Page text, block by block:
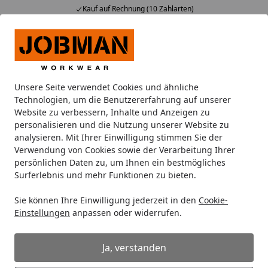
Unsere Seite verwendet Cookies und ähnliche
Technologien, um die Benutzererfahrung auf unserer
Website zu verbessern, Inhalte und Anzeigen zu
personalisieren und die Nutzung unserer Website zu
analysieren. Mit Ihrer Einwilligung stimmen Sie der
Verwendung von Cookies sowie der Verarbeitung Ihrer
persönlichen Daten zu, um Ihnen ein bestmögliches
Surferlebnis und mehr Funktionen zu bieten.
Sie können Ihre Einwilligung jederzeit in den Cookie-
Einstellungen anpassen oder widerrufen.
Ja, verstanden
Kauf auf Rechnung (10 Zahlarten)
Alle Produkte
Mein Konto
Suchen
Startseite
Ist die Verfügbarkeitsanzeige der Artikel immer aktuell?
Ist die Verfügbarkeitsanzeige der
Artikel immer aktuell?
Grundsätzlich sind wir darauf bedacht im Onlineshop
den Bestand aktuell zu halten.
Trotz der Abfrage des Bestandes für Ihre Bestellung
kann es aufgrund von Lagerdifferenzen vereinzelt
vorkommen, dass die Bestände im System nicht mit den
tatsächlichen Beständen übereinstimmen.